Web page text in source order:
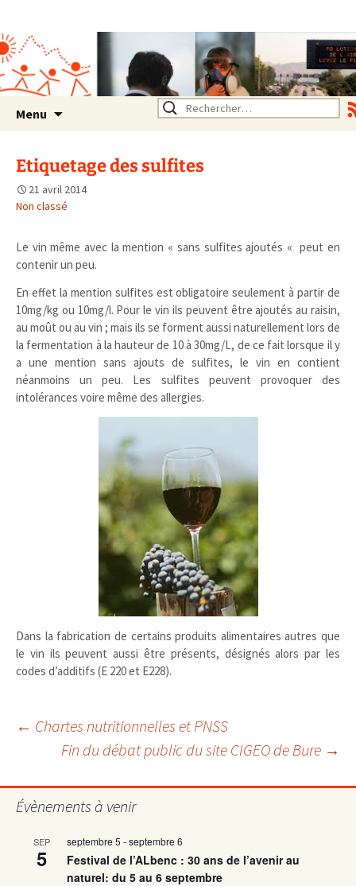
Rhône Alpes
Un environnement sain pour
la santé de tous
Menu Rechercher :
Etiquetage des sulfites
21 avril 2014
Non classé
Le vin même avec la mention « sans sulfites ajoutés « peut en
contenir un peu.
En effet la mention sulfites est obligatoire seulement à partir de
10mg/kg ou 10mg/l. Pour le vin ils peuvent être ajoutés au raisin,
au moût ou au vin ; mais ils se forment aussi naturellement lors de
la fermentation à la hauteur de 10 à 30mg/L, de ce fait lorsque il y
a une mention sans ajouts de sulfites, le vin en contient
néanmoins un peu. Les sulfites peuvent provoquer des
intolérances voire même des allergies.
Dans la fabrication de certains produits alimentaires autres que
le vin ils peuvent aussi être présents, désignés alors par les
codes d’additifs (E 220 et E228).
Navigation
des
articles
← Chartes nutritionnelles et PNSS
Fin du débat public du site CIGEO de Bure →
Évènements à venir
SEP
5
septembre 5 -septembre 6
Festival de l’ALbenc : 30 ans de l’avenir au
naturel: du 5 au 6 septembre